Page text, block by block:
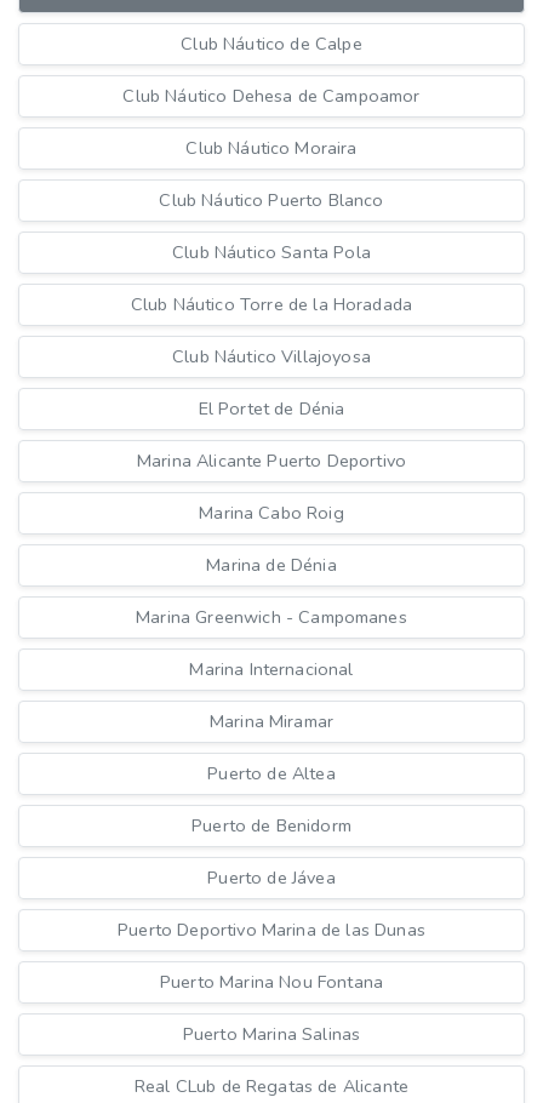
Club Náutico de Calpe
Club Náutico Dehesa de Campoamor
Club Náutico Moraira
Club Náutico Puerto Blanco
Club Náutico Santa Pola
Club Náutico Torre de la Horadada
Club Náutico Villajoyosa
El Portet de Dénia
Marina Alicante Puerto Deportivo
Marina Cabo Roig
Marina de Dénia
Marina Greenwich - Campomanes
Marina Internacional
Marina Miramar
Puerto de Altea
Puerto de Benidorm
Puerto de Jávea
Puerto Deportivo Marina de las Dunas
Puerto Marina Nou Fontana
Puerto Marina Salinas
Real CLub de Regatas de Alicante